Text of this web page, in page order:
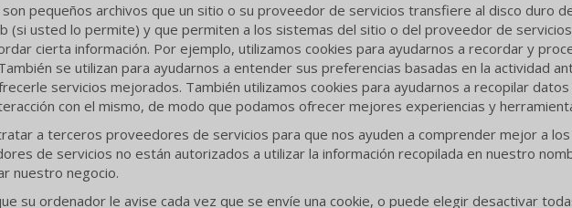
son pequeños archivos que un sitio o su proveedor de servicios transfiere al disco duro
(si usted lo permite) y que permiten a los sistemas del sitio o del proveedor de
cierta información. Por ejemplo, utilizamos cookies para ayudarnos a recordar y
se utilizan para ayudarnos a entender sus preferencias basadas en la actividad
servicios mejorados. También utilizamos cookies para ayudarnos a recopilar
con el mismo, de modo que podamos ofrecer mejores experiencias y
a terceros proveedores de servicios para que nos ayuden a comprender mejor a
de servicios no están autorizados a utilizar la información recopilada en nuestro
nuestro negocio.
su ordenador le avise cada vez que se envíe una cookie, o puede elegir desactivar